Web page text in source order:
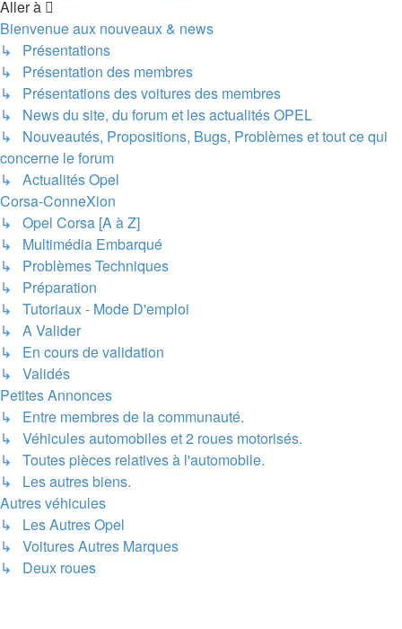
Aller à
Bienvenue aux nouveaux & news
↳ Présentations
↳ Présentation des membres
↳ Présentations des voitures des membres
↳ News du site, du forum et les actualités OPEL
↳ Nouveautés, Propositions, Bugs, Problèmes et tout ce qui
concerne le forum
↳ Actualités Opel
Corsa-ConneXion
↳ Opel Corsa [A à Z]
↳ Multimédia Embarqué
↳ Problèmes Techniques
↳ Préparation
↳ Tutoriaux - Mode D'emploi
↳ A Valider
↳ En cours de validation
↳ Validés
Petites Annonces
↳ Entre membres de la communauté.
↳ Véhicules automobiles et 2 roues motorisés.
↳ Toutes pièces relatives à l'automobile.
↳ Les autres biens.
Autres véhicules
↳ Les Autres Opel
↳ Voitures Autres Marques
↳ Deux roues